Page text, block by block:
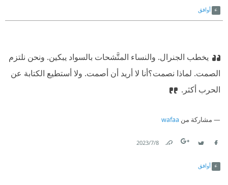
أوافق
يخطب الجنرال. والنساء المتَّشحات بالسواد يبكين. ونحن نلتزم
الصمت. لماذا نصمت؟‫أنا لا أريد أن أصمت. ولا أستطيع الكتابة عن
الحرب أكثر.
مشاركة من wafaa
8‏/7‏/2023
أوافق